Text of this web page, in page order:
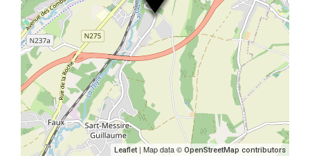
Leaflet | Map data © OpenStreetMap contributors